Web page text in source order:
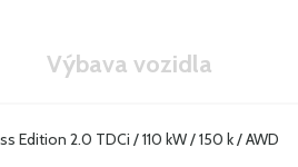
Výbava vozidla
Edition 2.0 TDCi / 110 kW / 150 k / AWD